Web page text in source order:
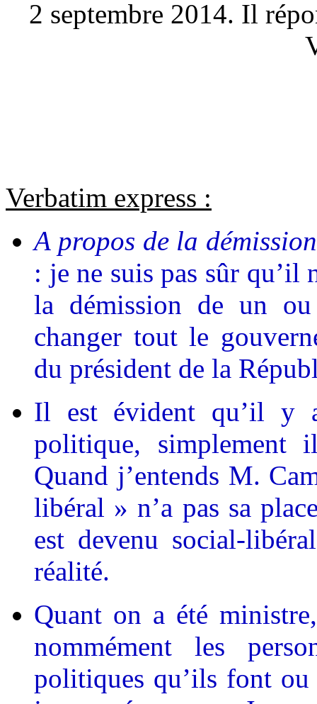
j’ai
dit
2 septembre 2014. Il
Verbatim express :
A propos de la
: je ne suis pas sûr qu’il
la démission de un ou
changer tout le
du président de la
Il est évident qu’il y
politique,
Quand j’entends M.
libéral » n’a pas sa
est devenu social-
réalité.
Quant on a été
nommément les
politiques qu’ils font